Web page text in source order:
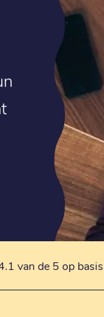
van de 5 op